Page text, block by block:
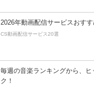
2026年動画配信サービスおすす
CS動画配信サービス20選
毎週の音楽ランキングから、ヒ
ク！